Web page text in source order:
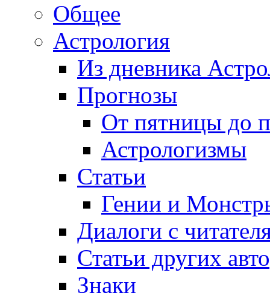
Общее
Астрология
Из дневника
Прогнозы
От пятницы до
Астрологизмы
Статьи
Гении и
Диалоги с
Статьи других
Знаки